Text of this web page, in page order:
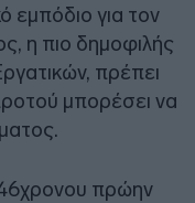
εμπόδιο για τον
η πιο δημοφιλής
πρέπει
μπορέσει να
πρώην